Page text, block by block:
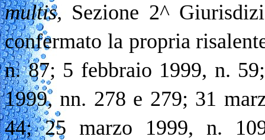
multis, Sezione 2^
confermato la propria
n. 87; 5 febbraio 1999, n.
1999, nn. 278 e 279; 31
44; 25 marzo 1999, n.